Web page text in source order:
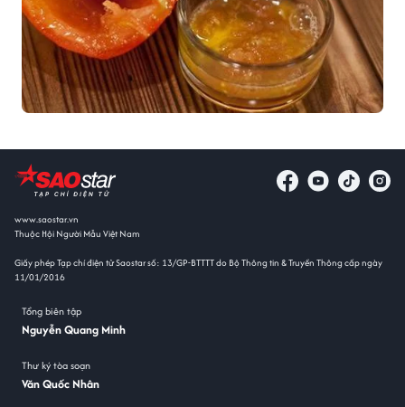
www.saostar.vn
Thuộc Hội Người Mẫu Việt Nam
Giấy phép Tạp chí điện tử Saostar số: 13/GP-BTTTT do Bộ Thông tin & Truyền Thông cấp ngày
11/01/2016
Tổng biên tập
Nguyễn Quang Minh
Thư ký tòa soạn
Văn Quốc Nhân